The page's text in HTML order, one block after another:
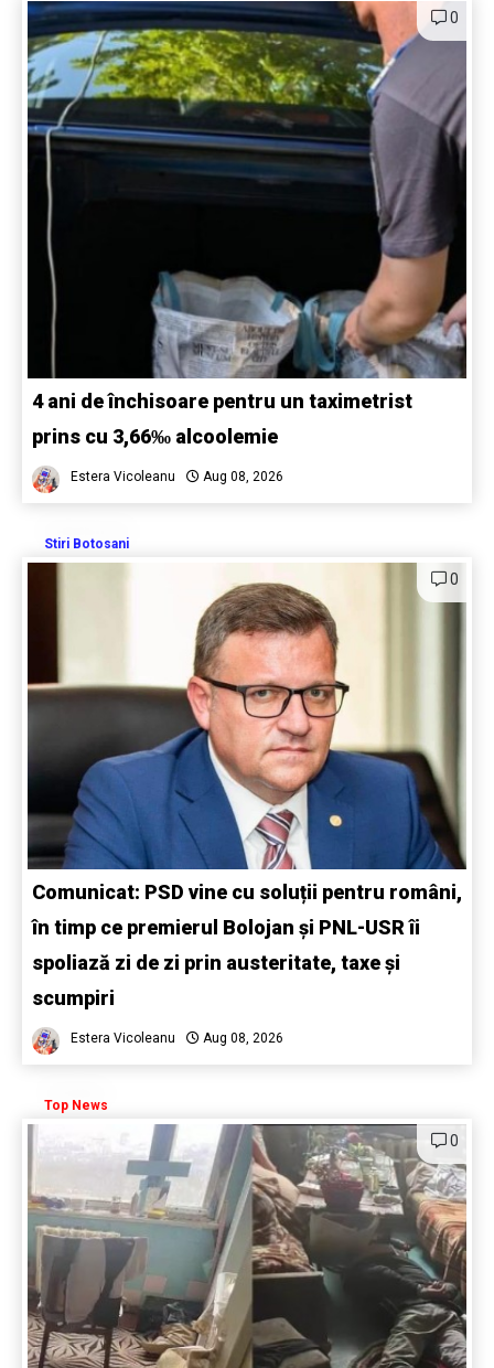
0
4 ani de închisoare pentru un taximetrist
prins cu 3,66‰ alcoolemie
Estera Vicoleanu Aug 08, 2026
Stiri Botosani
0
Comunicat: PSD vine cu soluții pentru români,
în timp ce premierul Bolojan și PNL-USR îi
spoliază zi de zi prin austeritate, taxe și
scumpiri
Estera Vicoleanu Aug 08, 2026
Top News
0